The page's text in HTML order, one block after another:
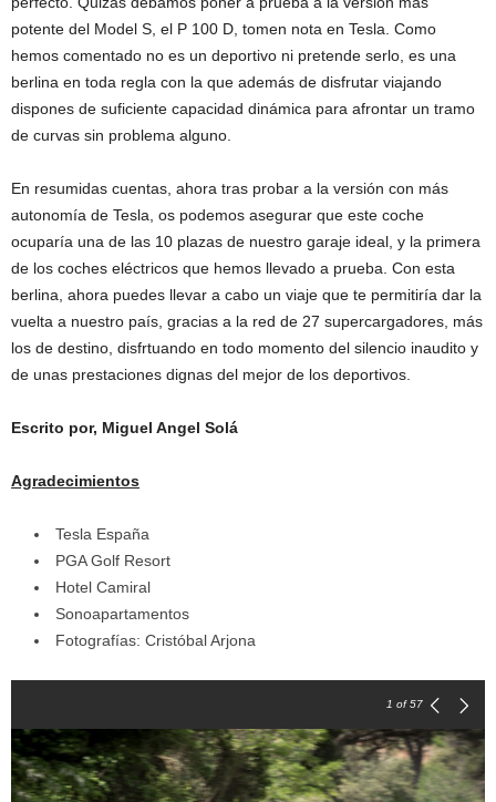
potente del Model S, el P 100 D, tomen nota en Tesla. Como
hemos comentado no es un deportivo ni pretende serlo, es una
berlina en toda regla con la que además de disfrutar viajando
dispones de suficiente capacidad dinámica para afrontar un tramo
de curvas sin problema alguno.
En resumidas cuentas, ahora tras probar a la versión con más
autonomía de Tesla, os podemos asegurar que este coche
ocuparía una de las 10 plazas de nuestro garaje ideal, y la primera
de los coches eléctricos que hemos llevado a prueba. Con esta
berlina, ahora puedes llevar a cabo un viaje que te permitiría dar la
vuelta a nuestro país, gracias a la red de 27 supercargadores, más
los de destino, disfrtuando en todo momento del silencio inaudito y
de unas prestaciones dignas del mejor de los deportivos.
Escrito por, Miguel Angel Solá
Agradecimientos
Tesla España
PGA Golf Resort
Hotel Camiral
Sonoapartamentos
Fotografías: Cristóbal Arjona
1 of 57